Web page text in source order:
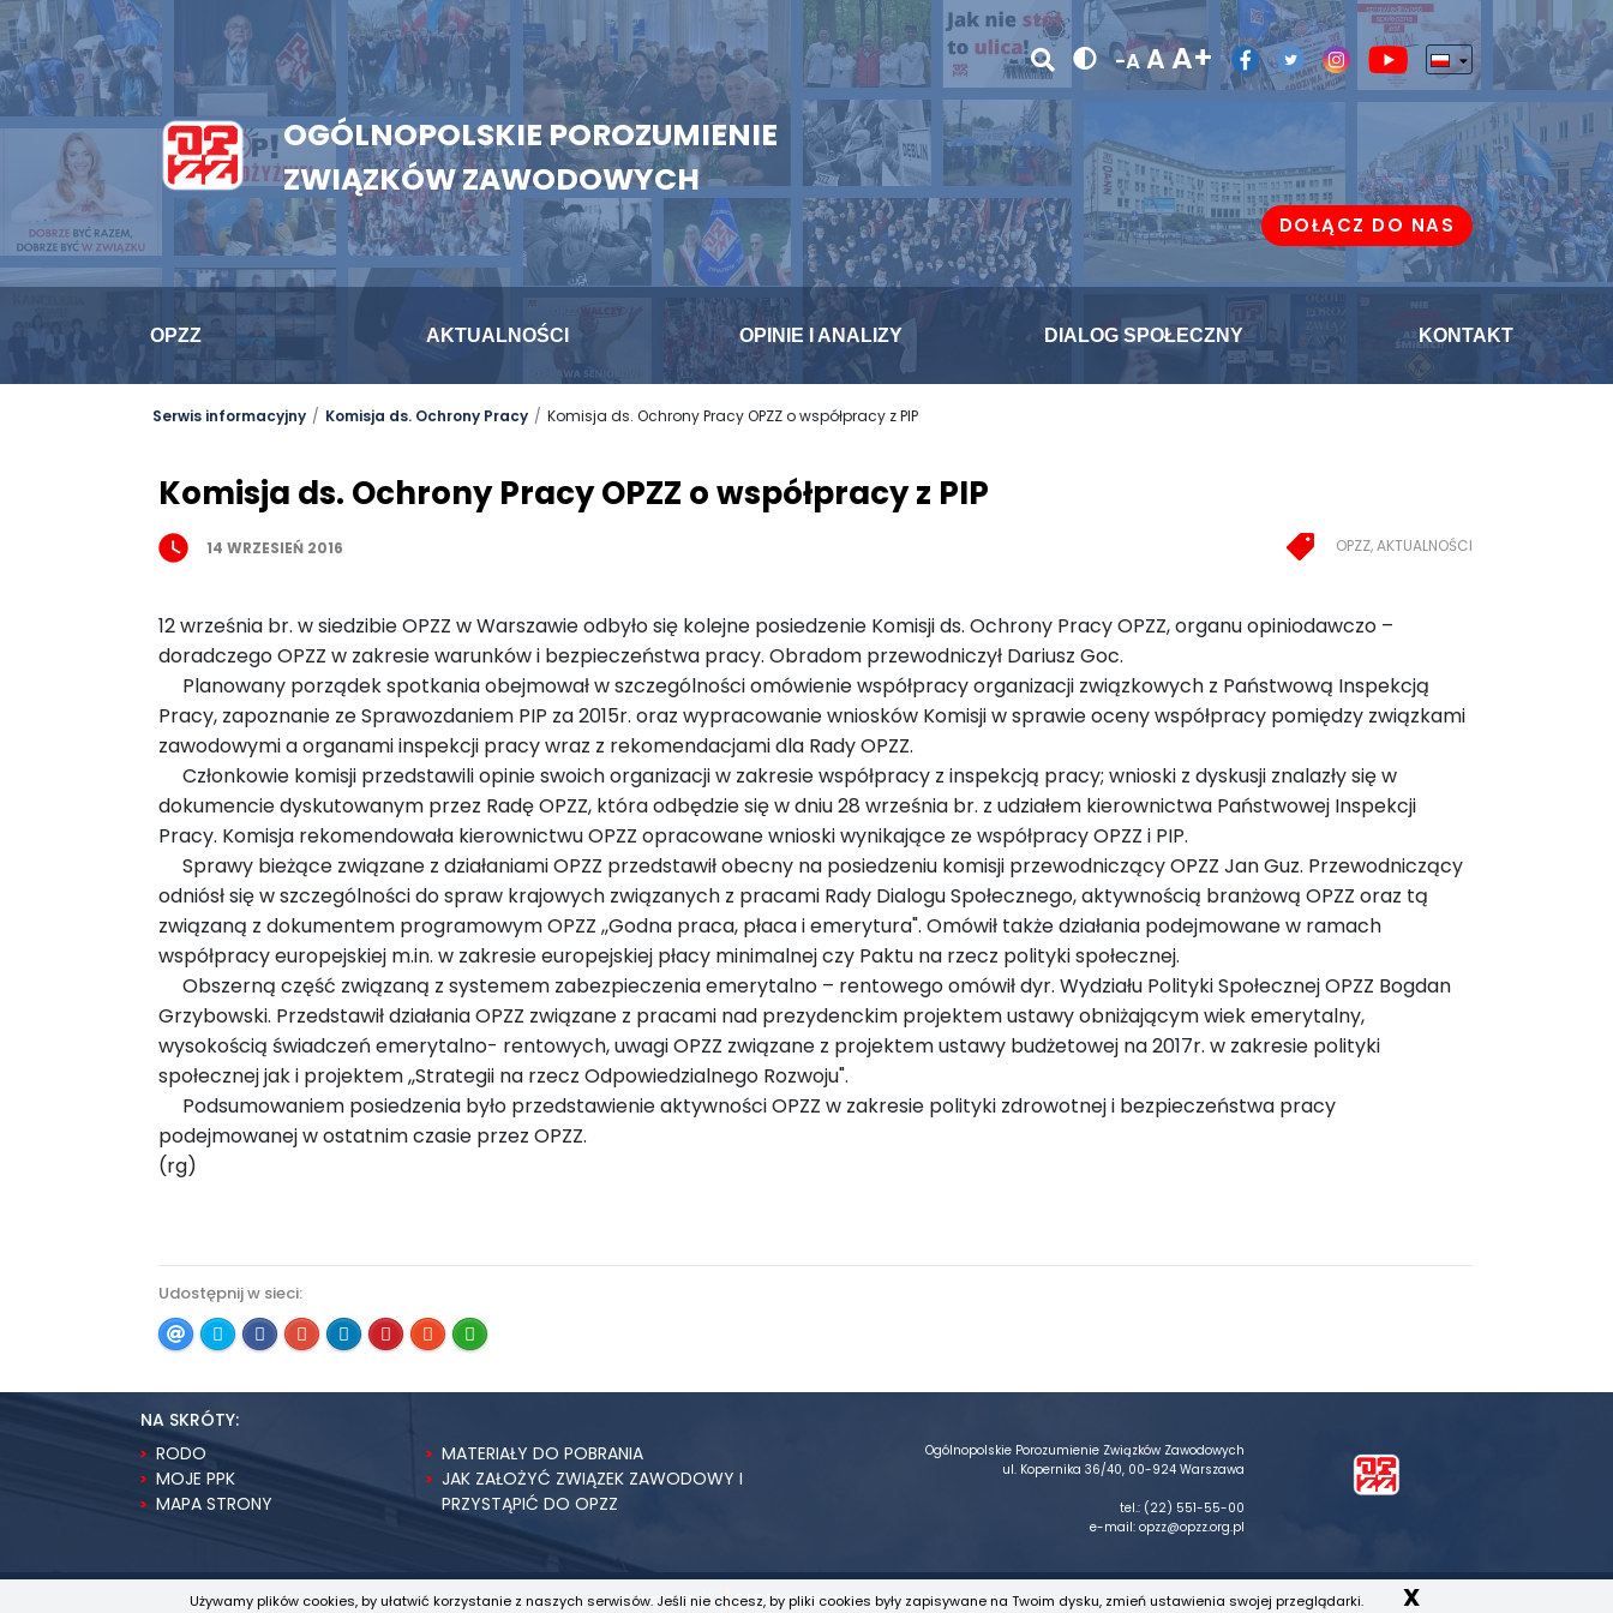
-A AA+
OGÓLNOPOLSKIE POROZUMIENIE
ZWIĄZKÓW ZAWODOWYCH
DOŁĄCZ DO NAS
OPZZ AKTUALNOŚCI OPINIE I ANALIZY DIALOG SPOŁECZNY KONTAKT
Serwis informacyjny Komisja ds. Ochrony Pracy Komisja ds. Ochrony Pracy OPZZ o współpracy z PIP
Komisja ds. Ochrony Pracy OPZZ o współpracy z PIP
14 WRZESIEŃ 2016 OPZZ, AKTUALNOŚCI
12 września br. w siedzibie OPZZ w Warszawie odbyło się kolejne posiedzenie Komisji ds. Ochrony Pracy OPZZ, organu opiniodawczo –
doradczego OPZZ w zakresie warunków i bezpieczeństwa pracy. Obradom przewodniczył Dariusz Goc.
Planowany porządek spotkania obejmował w szczególności omówienie współpracy organizacji związkowych z Państwową Inspekcją
Pracy, zapoznanie ze Sprawozdaniem PIP za 2015r. oraz wypracowanie wniosków Komisji w sprawie oceny współpracy pomiędzy związkami
zawodowymi a organami inspekcji pracy wraz z rekomendacjami dla Rady OPZZ.
Członkowie komisji przedstawili opinie swoich organizacji w zakresie współpracy z inspekcją pracy; wnioski z dyskusji znalazły się w
dokumencie dyskutowanym przez Radę OPZZ, która odbędzie się w dniu 28 września br. z udziałem kierownictwa Państwowej Inspekcji
Pracy. Komisja rekomendowała kierownictwu OPZZ opracowane wnioski wynikające ze współpracy OPZZ i PIP.
Sprawy bieżące związane z działaniami OPZZ przedstawił obecny na posiedzeniu komisji przewodniczący OPZZ Jan Guz. Przewodniczący
odniósł się w szczególności do spraw krajowych związanych z pracami Rady Dialogu Społecznego, aktywnością branżową OPZZ oraz tą
związaną z dokumentem programowym OPZZ ,,Godna praca, płaca i emerytura". Omówił także działania podejmowane w ramach
współpracy europejskiej m.in. w zakresie europejskiej płacy minimalnej czy Paktu na rzecz polityki społecznej.
Obszerną część związaną z systemem zabezpieczenia emerytalno – rentowego omówił dyr. Wydziału Polityki Społecznej OPZZ Bogdan
Grzybowski. Przedstawił działania OPZZ związane z pracami nad prezydenckim projektem ustawy obniżającym wiek emerytalny,
wysokością świadczeń emerytalno- rentowych, uwagi OPZZ związane z projektem ustawy budżetowej na 2017r. w zakresie polityki
społecznej jak i projektem ,,Strategii na rzecz Odpowiedzialnego Rozwoju".
Podsumowaniem posiedzenia było przedstawienie aktywności OPZZ w zakresie polityki zdrowotnej i bezpieczeństwa pracy
podejmowanej w ostatnim czasie przez OPZZ.
(rg)
Udostępnij w sieci:
NA SKRÓTY:
RODO
MOJE PPK
MAPA STRONY
MATERIAŁY DO POBRANIA
JAK ZAŁOŻYĆ ZWIĄZEK ZAWODOWY I
PRZYSTĄPIĆ DO OPZZ
Ogólnopolskie Porozumienie Związków Zawodowych
ul. Kopernika 36/40, 00-924 Warszawa
tel.: (22) 551-55-00
e-mail: opzz@opzz.org.pl
Wykonanie: ESC SA -Aplikacje i strony internetowe
Używamy plików cookies, by ułatwić korzystanie z naszych serwisów. Jeśli nie chcesz, by pliki cookies były zapisywane na Twoim dysku, zmień ustawienia swojej przeglądarki. X